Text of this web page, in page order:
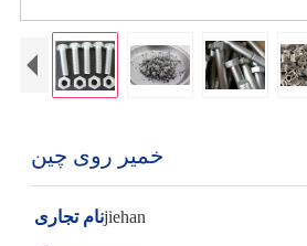
خمیر روی چین
نام تجاریjiehan